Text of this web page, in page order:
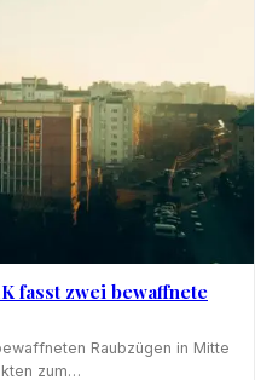
fasst zwei bewaffnete
Raubzügen in Mitte
zum…